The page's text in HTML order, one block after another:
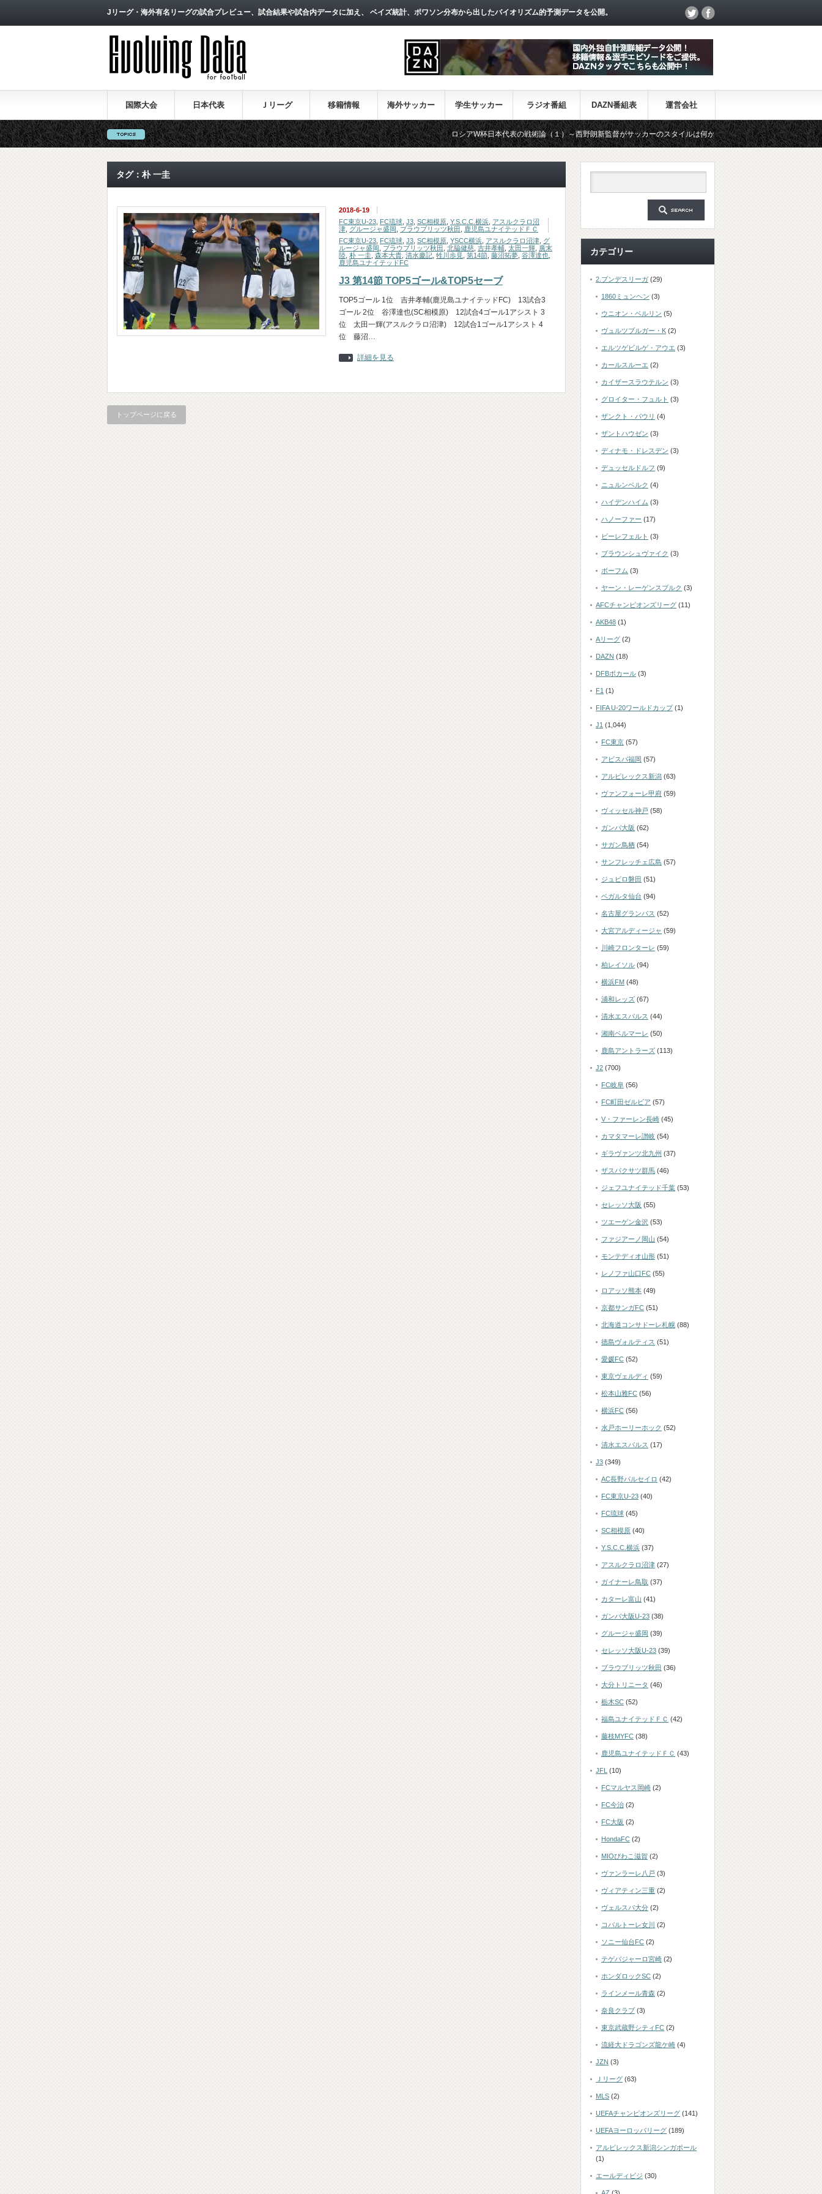
Jリーグ・海外有名リーグの試合プレビュー、試合結果や試合内データに加え、 ベイズ統計、ポワソン分布から出したバイオリズム的予測データを公開。
国際大会 日本代表 Ｊリーグ 移籍情報 海外サッカー 学生サッカー ラジオ番組 DAZN番組表 運営会社
ロシアW杯日本代表の戦術論（１）～西野朗新監督がサッカーのスタイルは何か～ 【一覧】J1・J2・J3リーグ
タグ：朴 一圭
2018-6-19
FC東京U-23 FC琉球 J3 SC相模原 Y.S.C.C.横浜 アスルクラロ沼
津 グルージャ盛岡 ブラウブリッツ秋田
鹿児島ユナイテッドＦＣ
FC東京U-23 FC琉球 J3 SC相模原 YSCC横浜 アスルクラロ沼津 グ
ルージャ盛岡
ブラウブリッツ秋田 北脇健慈 吉井孝輔 太田一輝 廣末
陸 朴 一圭 森本大貴 清水慶記 牲川歩見 第14節 藤沼拓夢 谷澤達也
鹿児島ユナイテッドFC
J3 第14節 TOP5ゴール&TOP5セーブ
TOP5ゴール 1位 吉井孝輔(鹿児島ユナイテッドFC) 13試合3
ゴール 2位 谷澤達也(SC相模原) 12試合4ゴール1アシスト 3
位 太田一輝(アスルクラロ沼津) 12試合1ゴール1アシスト 4
位 藤沼…
詳細を見る
トップページに戻る
カテゴリー
2.ブンデスリーガ (29)
1860ミュンヘン (3)
ウニオン・ベルリン (5)
ヴュルツブルガー・K (2)
エルツゲビルゲ・アウエ (3)
カールスルーエ (2)
カイザースラウテルン (3)
グロイター・フュルト (3)
ザンクト・パウリ (4)
ザントハウゼン (3)
ディナモ・ドレスデン (3)
デュッセルドルフ (9)
ニュルンベルク (4)
ハイデンハイム (3)
ハノーファー (17)
ビーレフェルト (3)
ブラウンシュヴァイク (3)
ボーフム (3)
ヤーン・レーゲンスブルク (3)
AFCチャンピオンズリーグ (11)
AKB48 (1)
Aリーグ (2)
DAZN (18)
DFBポカール (3)
F1 (1)
FIFA U-20ワールドカップ(1)
J1 (1,044)
FC東京 (57)
アビスパ福岡 (57)
アルビレックス新潟 (63)
ヴァンフォーレ甲府 (59)
ヴィッセル神戸 (58)
ガンバ大阪 (62)
サガン鳥栖 (54)
サンフレッチェ広島 (57)
ジュビロ磐田 (51)
ベガルタ仙台 (94)
名古屋グランパス (52)
大宮アルディージャ (59)
川崎フロンターレ (59)
柏レイソル (94)
横浜FM (48)
浦和レッズ (67)
清水エスパルス (44)
湘南ベルマーレ (50)
鹿島アントラーズ (113)
J2 (700)
FC岐阜 (56)
FC町田ゼルビア (57)
V・ファーレン長崎 (45)
カマタマーレ讃岐 (54)
ギラヴァンツ北九州 (37)
ザスパクサツ群馬 (46)
ジェフユナイテッド千葉 (53)
セレッソ大阪 (55)
ツエーゲン金沢 (53)
ファジアーノ岡山 (54)
モンテディオ山形 (51)
レノファ山口FC (55)
ロアッソ熊本 (49)
京都サンガFC (51)
北海道コンサドーレ札幌 (88)
徳島ヴォルティス (51)
愛媛FC (52)
東京ヴェルディ (59)
松本山雅FC (56)
横浜FC (56)
水戸ホーリーホック (52)
清水エスパルス (17)
J3 (349)
AC長野パルセイロ (42)
FC東京U-23 (40)
FC琉球 (45)
SC相模原 (40)
Y.S.C.C.横浜 (37)
アスルクラロ沼津 (27)
ガイナーレ鳥取 (37)
カターレ富山 (41)
ガンバ大阪U-23 (38)
グルージャ盛岡 (39)
セレッソ大阪U-23 (39)
ブラウブリッツ秋田 (36)
大分トリニータ (46)
栃木SC (52)
福島ユナイテッドＦＣ (42)
藤枝MYFC (38)
鹿児島ユナイテッドＦＣ (43)
JFL (10)
FCマルヤス岡崎 (2)
FC今治 (2)
FC大阪 (2)
HondaFC (2)
MIOびわこ滋賀 (2)
ヴァンラーレ八戸 (3)
ヴィアティン三重 (2)
ヴェルスパ大分 (2)
コバルトーレ女川 (2)
ソニー仙台FC (2)
テゲバジャーロ宮崎 (2)
ホンダロックSC (2)
ラインメール青森 (2)
奈良クラブ (3)
東京武蔵野シティFC (2)
流経大ドラゴンズ龍ケ崎 (4)
JZN (3)
Ｊリーグ (63)
MLS (2)
UEFAチャンピオンズリーグ (141)
UEFAヨーロッパリーグ (189)
アルビレックス新潟シンガポール
(1)
エールディビジ (30)